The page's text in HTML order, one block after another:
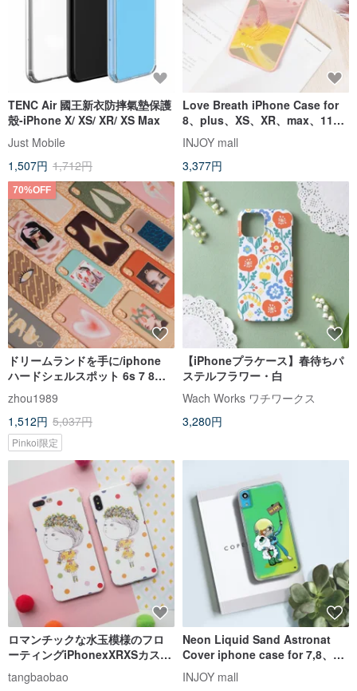
TENC Air 國王新衣防摔氣墊保護
殼-iPhone X/ XS/ XR/ XS Max
Just Mobile
1,507円 1,712円
Love Breath iPhone Case for
8、plus、XS、XR、max、11
pro、11 max、SE3
INJOY mall
3,377円
70%OFF
ドリームランドを手に/iphone
ハードシェルスポット 6s 7 8
plus x xr xs/絶版
zhou1989
1,512円 5,037円
Pinkoi限定
【iPhoneプラケース】春待ちパ
ステルフラワー・白
Wach Works ワチワークス
3,280円
ロマンチックな水玉模様のフロ
ーティングiPhonexXRXSカスタ
ムメイドのiPhone8携帯電話ケ
ース交換ギフト
tangbaobao
Neon Liquid Sand Astronat
Cover iphone case for 7,8、
X、XS、XR、max、11pro、
11max、SE2
INJOY mall